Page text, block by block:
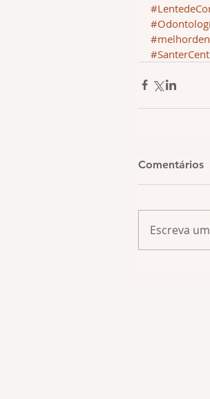
Comentários
Escreva